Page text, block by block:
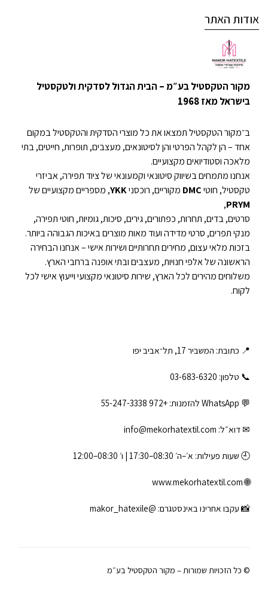
אודות האתר
מקור הטקסטיל בע״מ – הבית הגדול לסדקית ולטקסטיל
בישראל מאז 1968
ב־מקור הטקסטיל תמצאו את כל מוצרי הסדקית והטקסטיל במקום
אחד – הן לקהל הפרטי והן לסיטונאים, מעצבים, תופרות, חייטים, בתי
מלאכה וסטודיואים מקצועיים.
אנחנו מתמחים בשיווק סיטונאי וקמעונאי של ציוד תפירה, אביזרי
טקסטיל, חוטיDMC מקוריים, רוכסניYKK, מספריים מקצועיים של
PRYM
,
סרטים, בדים, תחרות, כפתורים, גירים, סיכות, גומיות, חוטי תפירה,
מנקי תפרים, סרטי מדידה ועוד מאות מוצרים באיכות הגבוהה ביותר.
בזכות מלאי עצום, מחירים תחרותיים ושירות אישי – אנחנו הבחירה
הראשונה של אלפי חנויות, מעצבים ובתי אופנה ברחבי הארץ.
משלוחים מהירים לכל הארץ, שירות סיטונאי מקצועי וייעוץ אישי לכל
לקוח.
📍 כתובת: המשביר 17, תל־אביב יפו
📞 טלפון: ‎03-683-6320
💬 WhatsApp להזמנות: +972 55-247-3338
✉ דוא״ל: info@mekorhatextil.com
🕘 שעות פעילות: א׳–ה׳ 08:30–17:30 | ו׳ 08:30–12:00
🌐
www.mekorhatextil.com
📸 עקבו אחרינו באינסטגרם: @makor_hatexile
© כל הזכויות שמורות – מקור הטקסטיל בע״מ